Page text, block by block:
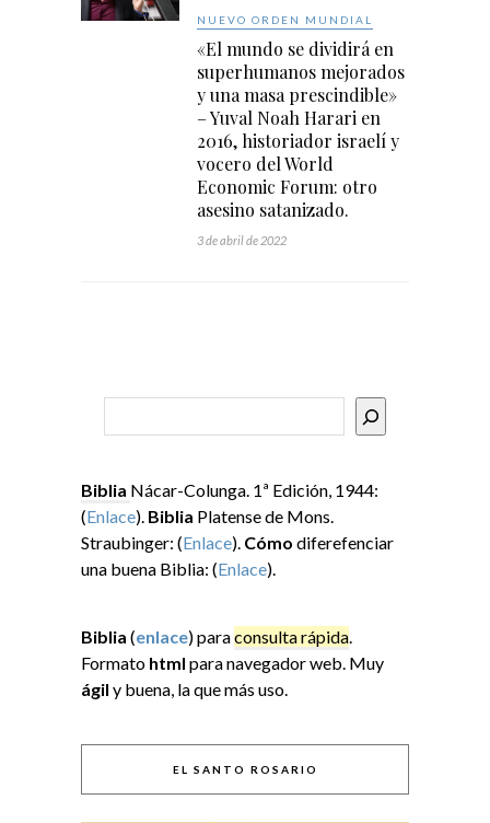
NUEVO ORDEN MUNDIAL
«El mundo se dividirá en
superhumanos mejorados
y una masa prescindible»
– Yuval Noah Harari en
2016, historiador israelí y
vocero del World
Economic Forum: otro
asesino satanizado.
3 de abril de 2022
Biblia Nácar-Colunga. 1ª Edición, 1944:
(Enlace). Biblia Platense de Mons.
Straubinger: (Enlace). Cómo diferefenciar
una buena Biblia: (Enlace).
Biblia (enlace) paraconsulta rápida.
Formato html para navegador web. Muy
ágil y buena, la que más uso.
EL SANTO ROSARIO